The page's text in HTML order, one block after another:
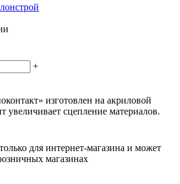
+
изготовлен на акриловой
увеличивает сцепление материалов.
для интернет-магазина и может
магазинах